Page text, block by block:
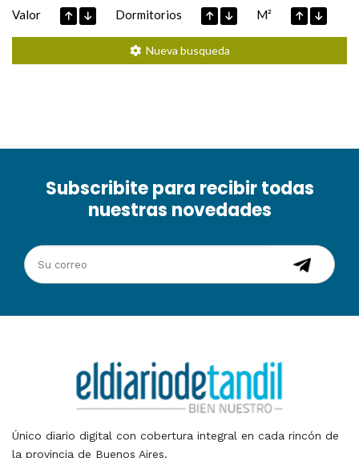
Valor Dormitorios M²
Nueva busqueda
Subscribite para recibir todas
nuestras novedades
Único diario digital con cobertura integral en cada rincón de
la provincia de Buenos Aires.